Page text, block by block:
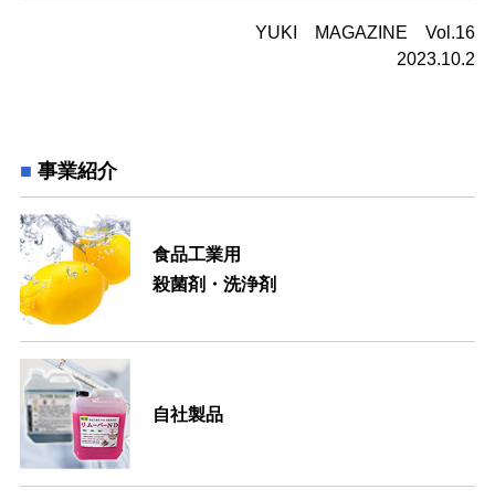
YUKI MAGAZINE Vol.16
2023.10.2
事業紹介
食品工業用
殺菌剤・洗浄剤
自社製品